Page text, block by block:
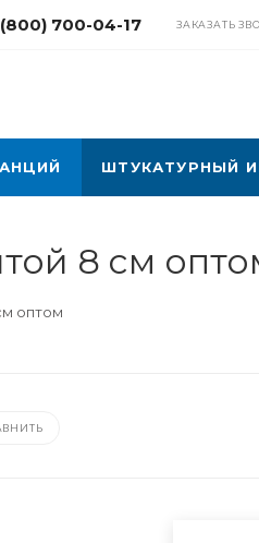
700-04-17 ЗАКАЗАТЬ
ШТУКАТУРНЫЙ
8 cм
оптом